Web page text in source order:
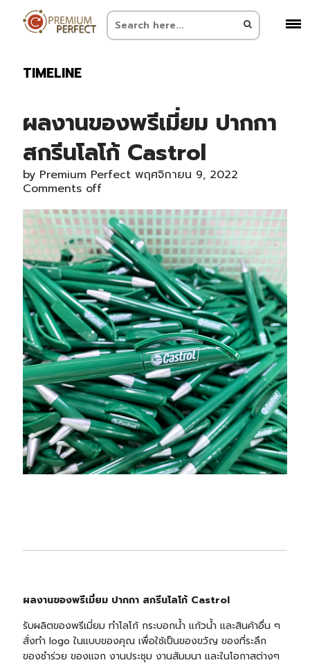
TIMELINE
ผลงานของพรีเมี่ยม ปากกา
สกรีนโลโก้ Castrol
by Premium Perfect พฤศจิกายน 9, 2022
Comments off
ผลงานของพรีเมี่ยม ปากกา สกรีนโลโก้ Castrol
รับผลิตของพรีเมี่ยม ทำโลโก้ กระบอกน้ำ แก้วน้ำ และสินค้าอื่น ๆ
สั่งทำ logo ในแบบของคุณ เพื่อใช้เป็นของขวัญ ของที่ระลึก
ของชำร่วย ของแจก งานประชุม งานสัมมนา และในโอกาสต่างๆ